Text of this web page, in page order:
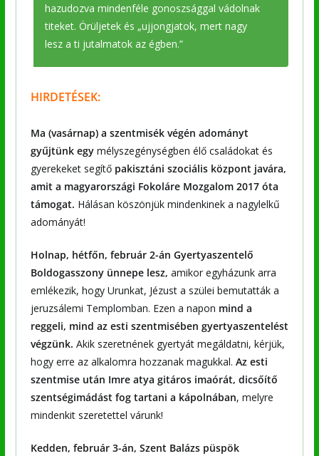
hazudozva mindenféle gonoszsággal vádolnak
titeket. Örüljetek és „ujjongjatok, mert nagy
lesz a ti jutalmatok az égben.”
HIRDETÉSEK:
Ma (vasárnap) a szentmisék végén adományt
gyűjtünk egy mélyszegénységben élő családokat és
gyerekeket segítőpakisztáni szociális központ javára,
amit a magyarországi Fokoláre Mozgalom 2017 óta
támogat. Hálásan köszönjük mindenkinek a nagylelkű
adományát!
Holnap, hétfőn, február 2-án Gyertyaszentelő
Boldogasszony ünnepe lesz, amikor egyházunk arra
emlékezik, hogy Urunkat, Jézust a szülei bemutatták a
jeruzsálemi Templomban. Ezen a napon mind a
reggeli, mind az esti szentmisében gyertyaszentelést
végzünk. Akik szeretnének gyertyát megáldatni, kérjük,
hogy erre az alkalomra hozzanak magukkal. Az esti
szentmise után Imre atya gitáros imaórát, dicsőítő
szentségimádást fog tartani a kápolnában, melyre
mindenkit szeretettel várunk!
Kedden, február 3-án, Szent Balázs püspök